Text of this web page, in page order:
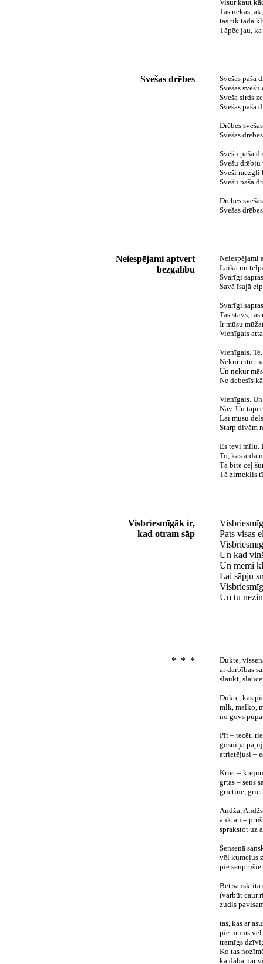
Visur kaut
Tas nekas,
tas tik tādā
Tāpēc jau,
Svešas drēbes
Svešas paša
Svešas svešu
Sveša sirds
Svešas paša
Drēbes
Svešas
Svešu paša
Svešu
Sveši mezgli
Svešu paša
Drēbes
Svešas
Neiespējami aptvert
bezgalību
Neiespējami
Laikā un
Svarīgi
Savā īsajā
Svarīgi
Tas stāvs,
Ir mūsu
Vienīgais
Vienīgais.
Nekur citur
Un nekur
Ne debesīs
Vienīgais.
Nav. Un
Lai mūsu
Starp divām
Es tevi mīlu.
To, kas ārda
Tā bite ceļ
Tā zirneklis
Visbriesmīgāk ir,
kad otram sāp
Pats visas
Un kad
Un mēmi
Lai sāpju
Un tu
* * *
Dukte,
ar darbības
slaukt,
Dukte, kas
mlk, malko,
no govs
Pīt – tecēt,
gosniņa
atrietējusi –
Kriet –
grtas – sens
grietine,
Andža,
anktan –
sprakstot uz
Sensenā
vēl kumeļus
pie
Bet sanskrita
(varbūt caur
zudis
tas, kas ar
pie mums
tramīgs
Ko tas
ka daba par